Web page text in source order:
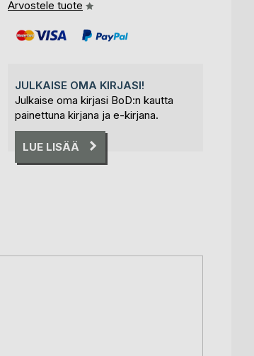
Arvostele tuote
JULKAISE OMA KIRJASI!
Julkaise oma kirjasi BoD:n kautta
painettuna kirjana ja e-kirjana.
LUE LISÄÄ